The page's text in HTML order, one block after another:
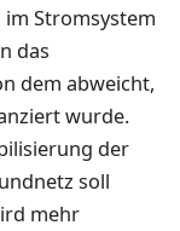
Stromsystem
das
dem abweicht,
wurde.
der
soll
mehr